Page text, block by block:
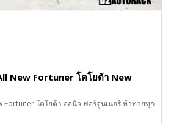
New Fortuner โตโยต้า New
Fortuner โตโยต้า ออนิว ฟอร์จูนเนอร์ ท้าทายทุก